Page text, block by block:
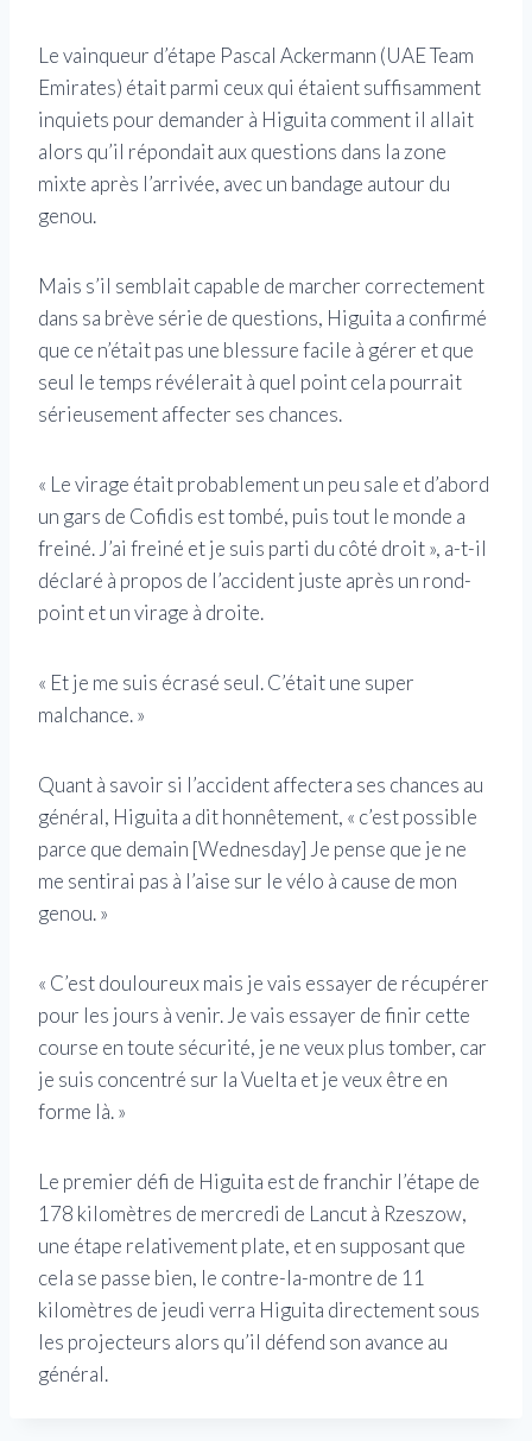
Le vainqueur d’étape Pascal Ackermann (UAE Team
Emirates) était parmi ceux qui étaient suffisamment
inquiets pour demander à Higuita comment il allait
alors qu’il répondait aux questions dans la zone
mixte après l’arrivée, avec un bandage autour du
genou.
Mais s’il semblait capable de marcher correctement
dans sa brève série de questions, Higuita a confirmé
que ce n’était pas une blessure facile à gérer et que
seul le temps révélerait à quel point cela pourrait
sérieusement affecter ses chances.
« Le virage était probablement un peu sale et d’abord
un gars de Cofidis est tombé, puis tout le monde a
freiné. J’ai freiné et je suis parti du côté droit », a-t-il
déclaré à propos de l’accident juste après un rond-
point et un virage à droite.
« Et je me suis écrasé seul. C’était une super
malchance. »
Quant à savoir si l’accident affectera ses chances au
général, Higuita a dit honnêtement, « c’est possible
parce que demain [Wednesday] Je pense que je ne
me sentirai pas à l’aise sur le vélo à cause de mon
genou. »
« C’est douloureux mais je vais essayer de récupérer
pour les jours à venir. Je vais essayer de finir cette
course en toute sécurité, je ne veux plus tomber, car
je suis concentré sur la Vuelta et je veux être en
forme là. »
Le premier défi de Higuita est de franchir l’étape de
178 kilomètres de mercredi de Lancut à Rzeszow,
une étape relativement plate, et en supposant que
cela se passe bien, le contre-la-montre de 11
kilomètres de jeudi verra Higuita directement sous
les projecteurs alors qu’il défend son avance au
général.